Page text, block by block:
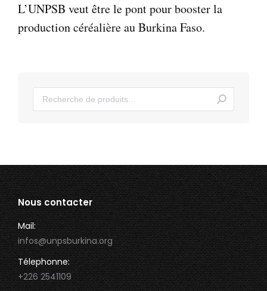
L’UNPSB veut être le pont pour booster la
production céréalière au Burkina Faso.
Nous contacter
Mail:
infos@unpsburkina.org
Télephonne:
+226 2541109